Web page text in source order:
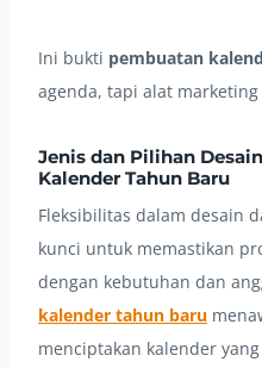
Ini bukti pembuatan
agenda, tapi alat
Jenis dan Pilihan
Kalender Tahun Baru
Fleksibilitas dalam desain
kunci untuk memastikan
dengan kebutuhan dan
kalender tahun baru
menciptakan kalender